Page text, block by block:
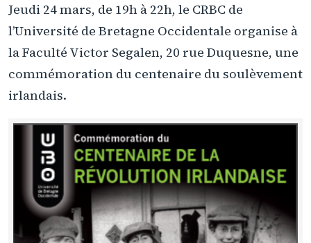
Jeudi 24 mars, de 19h à 22h, le CRBC de
l’Université de Bretagne Occidentale organise à
la Faculté Victor Segalen, 20 rue Duquesne, une
commémoration du centenaire du soulèvement
irlandais.